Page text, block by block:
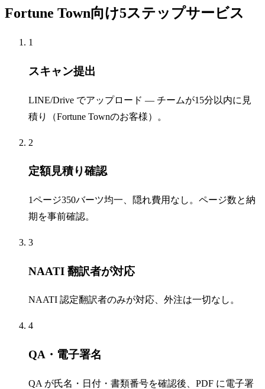
Fortune Town向け5ステップサービス
1
スキャン提出
LINE/Drive でアップロード — チームが15分以内に見
積り（Fortune Townのお客様）。
2
定額見積り確認
1ページ350バーツ均一、隠れ費用なし。ページ数と納
期を事前確認。
3
NAATI 翻訳者が対応
NAATI 認定翻訳者のみが対応、外注は一切なし。
4
QA・電子署名
QA が氏名・日付・書類番号を確認後、PDF に電子署